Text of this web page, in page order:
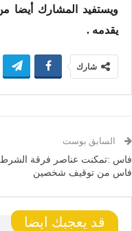
ويستفيد المشارك أيضا
يقدمه .
شارك
السابق بوست
فاس :تمكنت عناصر فرقة الشرطة
فاس من توقيف شخصين
قد يعجبك ايضا